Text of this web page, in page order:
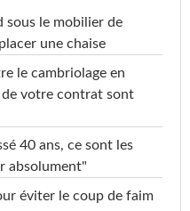
sous le mobilier de
une chaise
le cambriolage en
de votre contrat sont
40 ans, ce sont les
absolument"
éviter le coup de faim